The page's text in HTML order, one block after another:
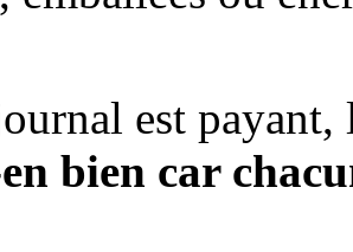
est payant,
bien car